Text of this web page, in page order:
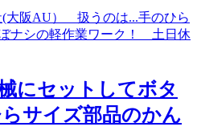
にセットしてボタ
サイズ部品のかん